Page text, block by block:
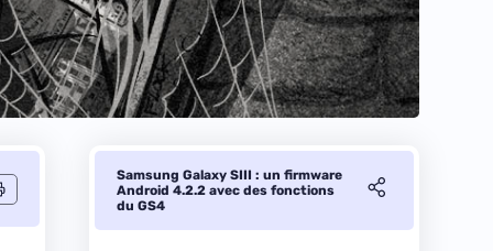
Samsung Galaxy SIII : un firmware
Android 4.2.2 avec des fonctions
du GS4